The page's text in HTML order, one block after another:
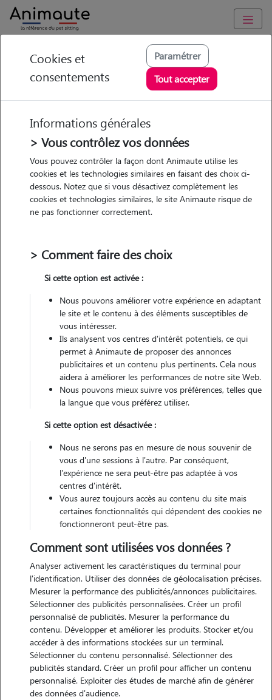
Animaute Hauts-de-France Somme /Amiens
Carole - Petsitter à
AMIENS
• 20 ans
Non véhiculé
Contacter
L'envoi d'une demande est sans engagement
Motivation
je souhaite garder des animaux car j'aime passer mon temps avec les
animaux, c'est affectueux et j'aime aider les gens, si je peux aider les
gens qui n'ont pas forcément le temps où ont des imprévus et passer
du temps avec des animaux ca me va
Expérience
Cookies et
consentements
Paramétrer
Tout accepter
Informations générales
> Vous contrôlez vos données
Vous pouvez contrôler la façon dont Animaute utilise les
cookies et les technologies similaires en faisant des choix ci-
dessous. Notez que si vous désactivez complètement les
cookies et technologies similaires, le site Animaute risque de
ne pas fonctionner correctement.
> Comment faire des choix
Si cette option est activée :
Nous pouvons améliorer votre expérience en adaptant
le site et le contenu à des éléments susceptibles de
vous intéresser.
Ils analysent vos centres d'intérêt potentiels, ce qui
permet à Animaute de proposer des annonces
publicitaires et un contenu plus pertinents. Cela nous
aidera à améliorer les performances de notre site Web.
Nous pouvons mieux suivre vos préférences, telles que
la langue que vous préférez utiliser.
Si cette option est désactivée :
Nous ne serons pas en mesure de nous souvenir de
vous d'une sessions à l'autre. Par conséquent,
l'expérience ne sera peut-être pas adaptée à vos
centres d'intérêt.
Vous aurez toujours accès au contenu du site mais
certaines fonctionnalités qui dépendent des cookies ne
fonctionneront peut-être pas.
Comment sont utilisées vos données ?
Analyser activement les caractéristiques du terminal pour
l'identification. Utiliser des données de géolocalisation précises.
Mesurer la performance des publicités/annonces publicitaires.
Sélectionner des publicités personnalisées. Créer un profil
personnalisé de publicités. Mesurer la performance du
contenu. Développer et améliorer les produits. Stocker et/ou
accéder à des informations stockées sur un terminal.
Sélectionner du contenu personnalisé. Sélectionner des
publicités standard. Créer un profil pour afficher un contenu
personnalisé. Exploiter des études de marché afin de générer
des données d'audience.